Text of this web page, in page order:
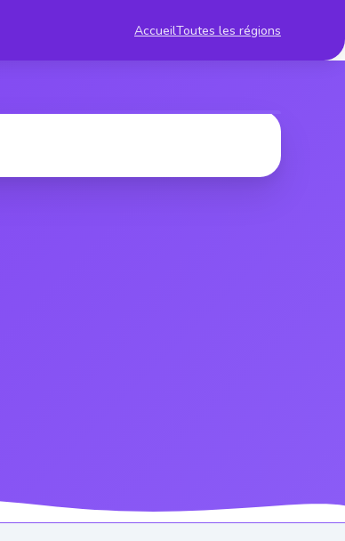
AccueilToutes les régions